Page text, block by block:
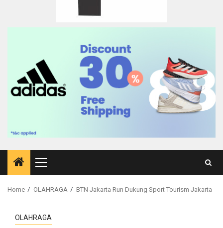
Primary
Menu
Home OLAHRAGA BTN Jakarta Run Dukung Sport Tourism Jakarta
OLAHRAGA